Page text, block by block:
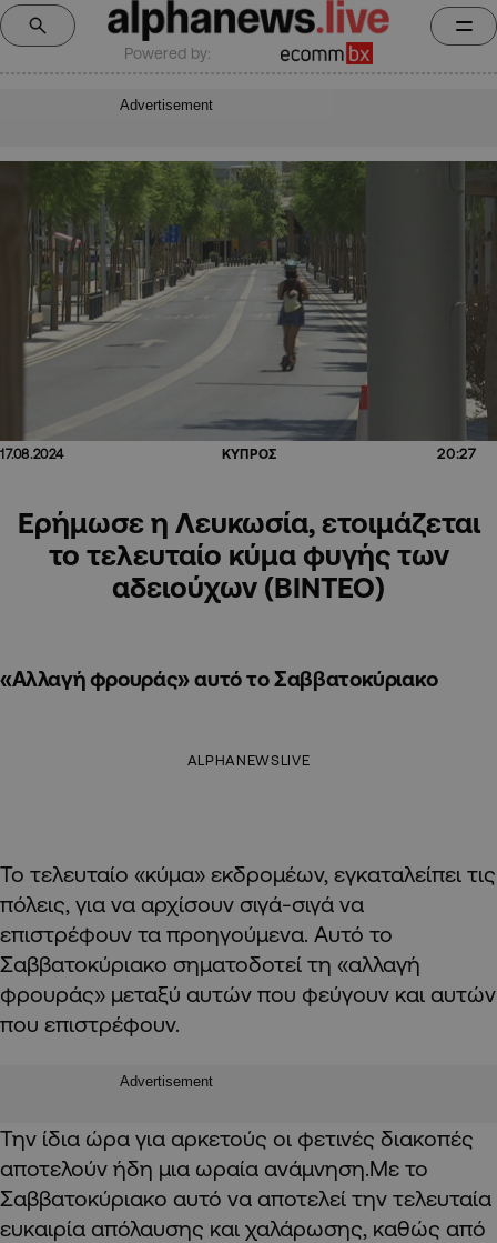
Powered by:
Advertisement
17.08.2024 ΚΥΠΡΟΣ 20:27
Ερήμωσε η Λευκωσία, ετοιμάζεται
το τελευταίο κύμα φυγής των
αδειούχων (ΒΙΝΤΕΟ)
«Αλλαγή φρουράς» αυτό το Σαββατοκύριακο
ALPHANEWSLIVE
Το τελευταίο «κύμα» εκδρομέων, εγκαταλείπει τις
πόλεις, για να αρχίσουν σιγά-σιγά να
επιστρέφουν τα προηγούμενα. Αυτό το
Σαββατοκύριακο σηματοδοτεί τη «αλλαγή
φρουράς» μεταξύ αυτών που φεύγουν και αυτών
που επιστρέφουν.
Advertisement
Την ίδια ώρα για αρκετούς οι φετινές διακοπές
αποτελούν ήδη μια ωραία ανάμνηση.Με το
Σαββατοκύριακο αυτό να αποτελεί την τελευταία
ευκαιρία απόλαυσης και χαλάρωσης, καθώς από